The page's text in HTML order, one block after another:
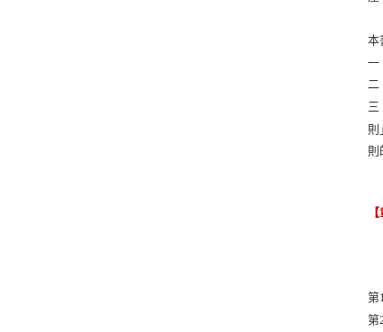
本
一
二
三
則
則
第
第